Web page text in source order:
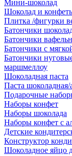
Мини-шоколад
Шоколад и
Плитка /фигурки
Батончики
Батончики
Батончики с
Батончики
маршмеллоу
Шоколадная паста
Паста шоколадная/
Подарочные
Наборы конфет
Наборы шоколада
Наборы конфет с
Детские
Конструктор
Шоколадное яйцо